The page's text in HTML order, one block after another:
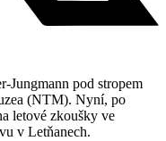
Jungmann pod stropem
(NTM). Nyní, po
letové zkoušky ve
v Letňanech.